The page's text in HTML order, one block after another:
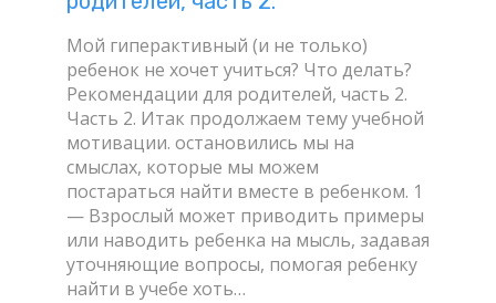
Мой гиперактивный (и не только)
ребенок не хочет учиться? Что делать?
Рекомендации для родителей, часть 2.
Часть 2. Итак продолжаем тему учебной
мотивации. остановились мы на
смыслах, которые мы можем
постараться найти вместе в ребенком. 1
— Взрослый может приводить примеры
или наводить ребенка на мысль, задавая
уточняющие вопросы, помогая ребенку
найти в учебе хоть…